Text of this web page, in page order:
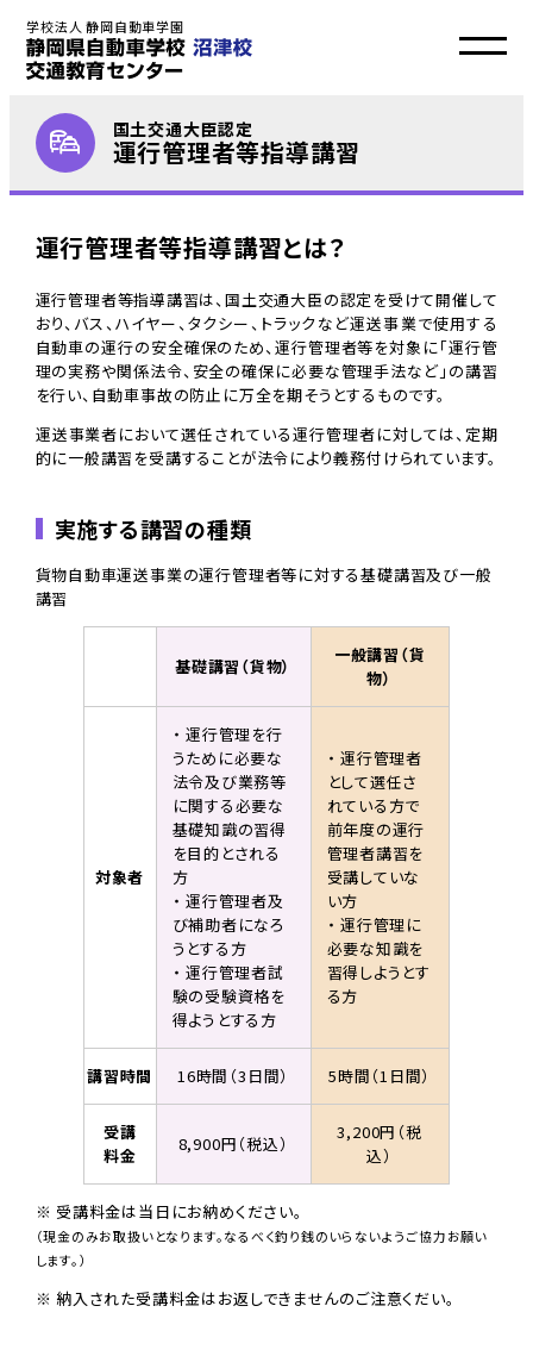
学校法人 静岡自動車学園
国土交通大臣認定
運行管理者等指導講習
運行管理者等指導講習とは？
運行管理者等指導講習は、国土交通大臣の認定を受けて開催して
おり、バス、ハイヤー、タクシー、トラックなど運送事業で使用する
自動車の運行の安全確保のため、運行管理者等を対象に「運行管
理の実務や関係法令、安全の確保に必要な管理手法など」の講習
を行い、自動車事故の防止に万全を期そうとするものです。
運送事業者において選任されている運行管理者に対しては、定期
的に一般講習を受講することが法令により義務付けられています。
実施する講習の種類
貨物自動車運送事業の運行管理者等に対する基礎講習及び一般
講習
基礎講習（貨物）
一般講習（貨
物）
対象者
・ 運行管理を行
うために必要な
法令及び業務等
に関する必要な
基礎知識の習得
を目的とされる
方
・ 運行管理者及
び補助者になろ
うとする方
・ 運行管理者試
験の受験資格を
得ようとする方
・ 運行管理者
として選任さ
れている方で
前年度の運行
管理者講習を
受講していな
い方
・ 運行管理に
必要な知識を
習得しようとす
る方
講習時間 16時間（3日間） 5時間（1日間）
受講
料金
8,900円（税込）
3,200円（税
込）
※ 受講料金は当日にお納めください。
（現金のみお取扱いとなります。なるべく釣り銭のいらないようご協力お願い
します。）
※ 納入された受講料金はお返しできませんのご注意くだい。